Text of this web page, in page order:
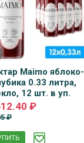
Maimo яблоко-
0.33 литра,
12 шт. в уп.
₽
₽